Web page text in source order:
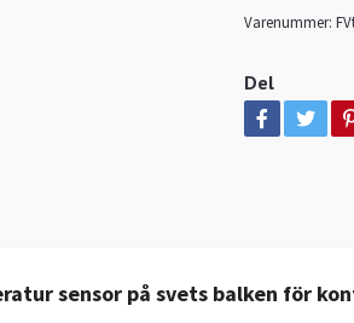
Varenummer:
Del
sensor på svets balken för